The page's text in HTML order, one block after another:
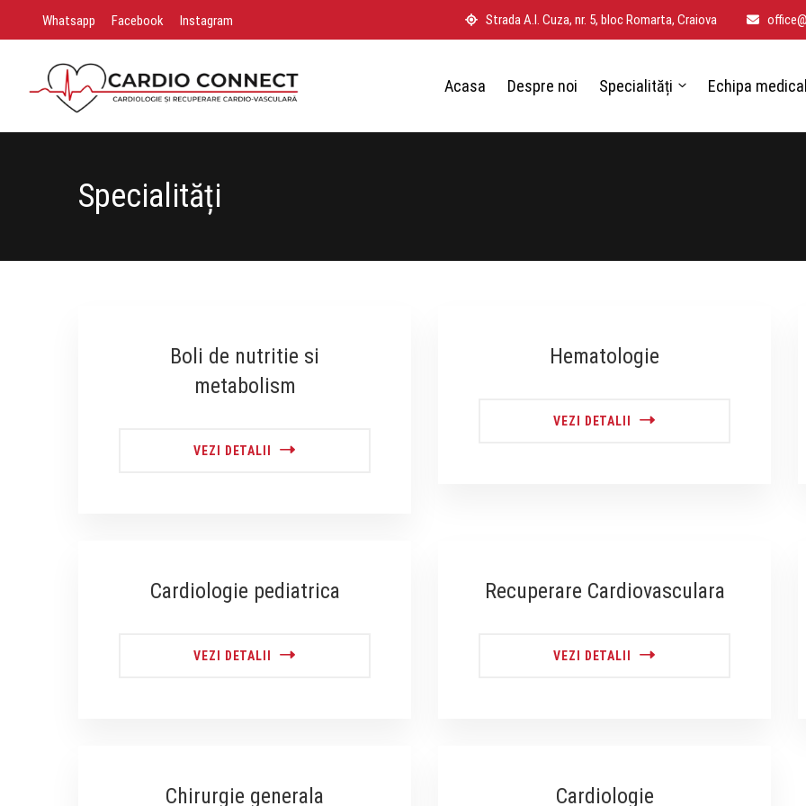
Whatsapp Facebook Instagram Strada A.I. Cuza, nr. 5, bloc Romarta, Craiova
Acasa Despre noi Specialități Echipa
Specialități
Boli de nutritie si
metabolism
VEZI DETALII
Hematologie
VEZI DETALII
Cardiologie pediatrica
VEZI DETALII
Recuperare Cardiovasculara
VEZI DETALII
Chirurgie generala Cardiologie